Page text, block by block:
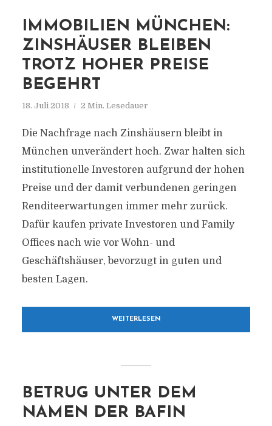
IMMOBILIEN MÜNCHEN:
ZINSHÄUSER BLEIBEN
TROTZ HOHER PREISE
BEGEHRT
18. Juli 2018 2 Min. Lesedauer
Die Nachfrage nach Zinshäusern bleibt in
München unverändert hoch. Zwar halten sich
institutionelle Investoren aufgrund der hohen
Preise und der damit verbundenen geringen
Renditeerwartungen immer mehr zurück.
Dafür kaufen private Investoren und Family
Offices nach wie vor Wohn- und
Geschäftshäuser, bevorzugt in guten und
besten Lagen.
WEITERLESEN
BETRUG UNTER DEM
NAMEN DER BAFIN